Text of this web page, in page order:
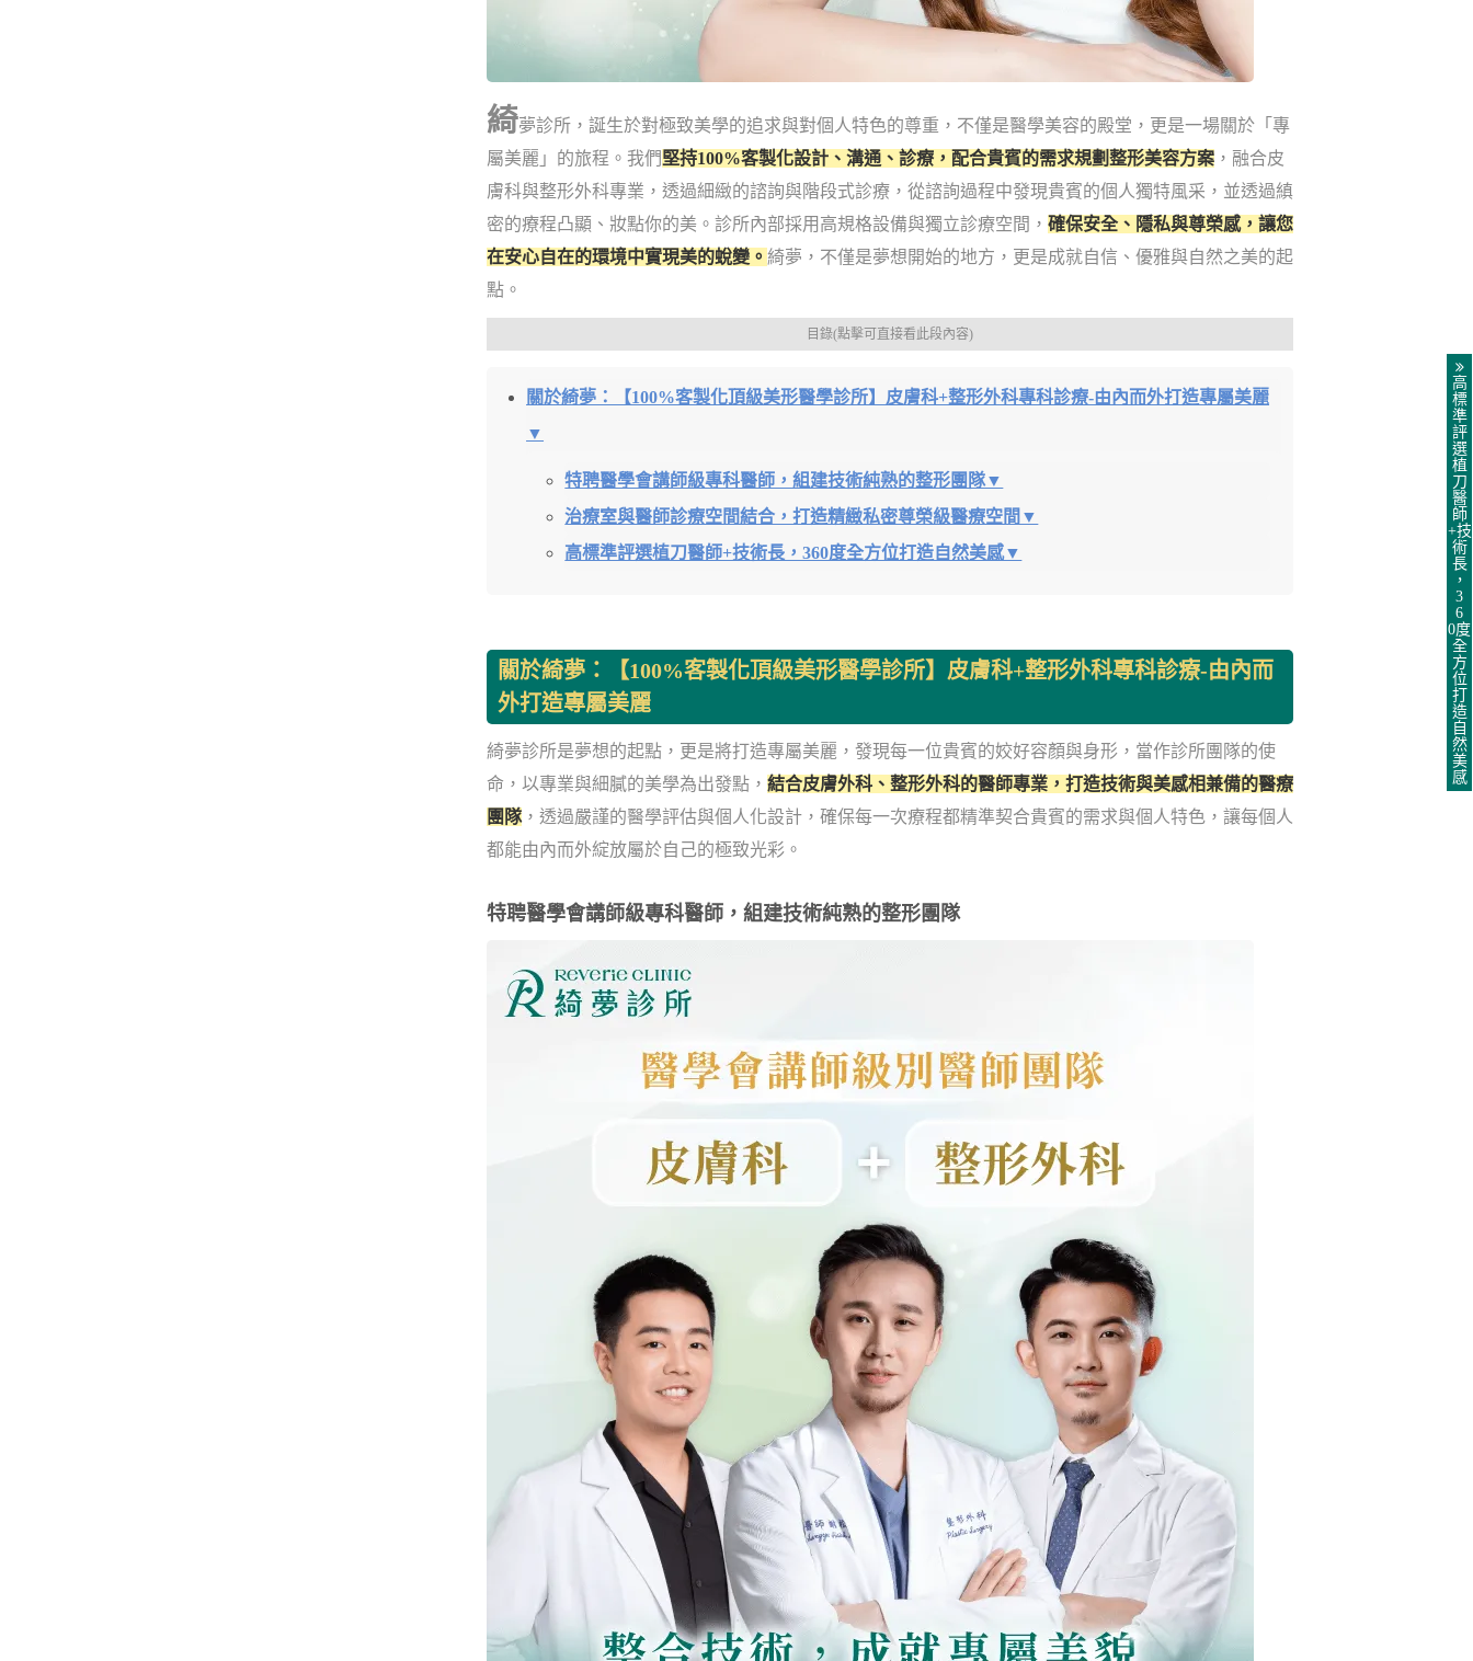
綺夢診所，誕生於對極致美學的追求與對個人特色的尊重，不僅是醫學美容的殿堂，更是一場關於「專
屬美麗」的旅程。我們堅持100%客製化設計、溝通、診療，配合貴賓的需求規劃整形美容方案 ，融合皮
膚科與整形外科專業，透過細緻的諮詢與階段式診療，從諮詢過程中發現貴賓的個人獨特風采，並透過縝
密的療程凸顯、妝點你的美。診所內部採用高規格設備與獨立診療空間， 確保安全、隱私與尊榮感，讓您
在安心自在的環境中實現美的蛻變。 綺夢，不僅是夢想開始的地方，更是成就自信、優雅與自然之美的起
點。
目錄(點擊可直接看此段內容)
關於綺夢：【100%客製化頂級美形醫學診所】皮膚科+整形外科專科診療-由內而外打造專屬美麗
▼
特聘醫學會講師級專科醫師，組建技術純熟的整形團隊▼
治療室與醫師診療空間結合，打造精緻私密尊榮級醫療空間▼
高標準評選植刀醫師+技術長，360度全方位打造自然美感▼
關於綺夢：【100%客製化頂級美形醫學診所】皮膚科+整形外科專科診療-由內而
外打造專屬美麗
綺夢診所是夢想的起點，更是將打造專屬美麗，發現每一位貴賓的姣好容顏與身形，當作診所團隊的使
命，以專業與細膩的美學為出發點， 結合皮膚外科、整形外科的醫師專業，打造技術與美感相兼備的醫療
團隊，透過嚴謹的醫學評估與個人化設計，確保每一次療程都精準契合貴賓的需求與個人特色，讓每個人
都能由內而外綻放屬於自己的極致光彩。
特聘醫學會講師級專科醫師，組建技術純熟的整形團隊
高
標
準
評
選
植
刀
醫
師
+技
術
長
，
3
6
0度
全
方
位
打
造
自
然
美
感